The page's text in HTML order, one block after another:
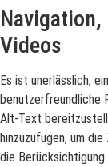
Videos
Es ist unerlässlich,
benutzerfreundliche
Alt-Text
hinzuzufügen, um
die